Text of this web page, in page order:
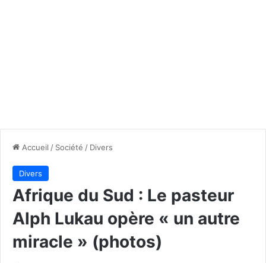
Accueil / Société / Divers
Divers
Afrique du Sud : Le pasteur
Alph Lukau opère « un autre
miracle » (photos)